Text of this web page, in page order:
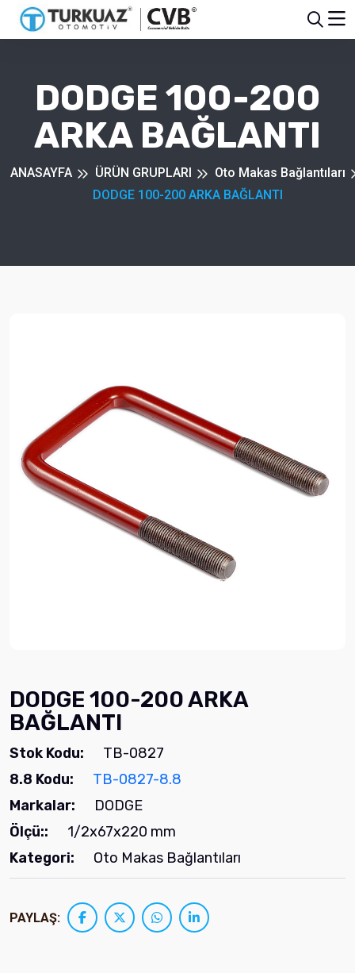
DODGE 100-200
ARKA BAĞLANTI
ANASAYFA ÜRÜN GRUPLARI
Oto Makas Bağlantıları
DODGE 100-200 ARKA BAĞLANTI
DODGE 100-200 ARKA
BAĞLANTI
Stok Kodu:
TB-0827
8.8 Kodu:
TB-0827-8.8
Markalar:
DODGE
Ölçü::
1/2x67x220 mm
Kategori:
Oto Makas Bağlantıları
PAYLAŞ: